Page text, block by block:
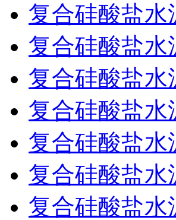
复合硅酸盐水
复合硅酸盐水
复合硅酸盐水
复合硅酸盐水
复合硅酸盐水
复合硅酸盐水
复合硅酸盐水